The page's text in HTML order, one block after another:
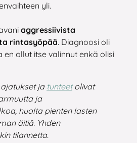
yli.
aggressiivista
rintasyöpää. Diagnoosi oli
ollut itse valinnut enkä olisi
ja tunteetolivat
ja
huolta pienten lasten
äitiä. Yhden
tilannetta.